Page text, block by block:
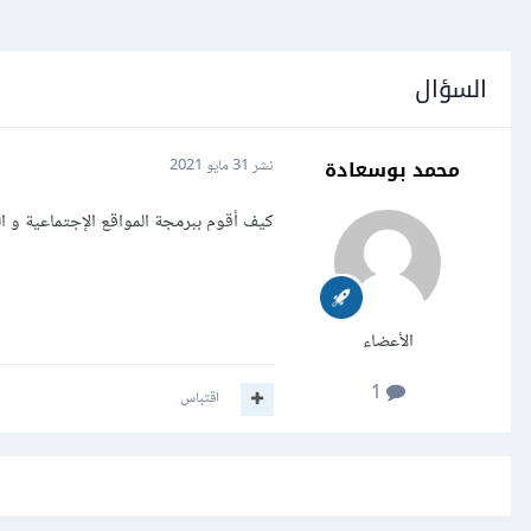
السؤال
محمد بوسعادة
الأعضاء
نشر 31 مايو 2021
كيف أقوم ببرمجة المواقع الإجتماعية
اقتباس